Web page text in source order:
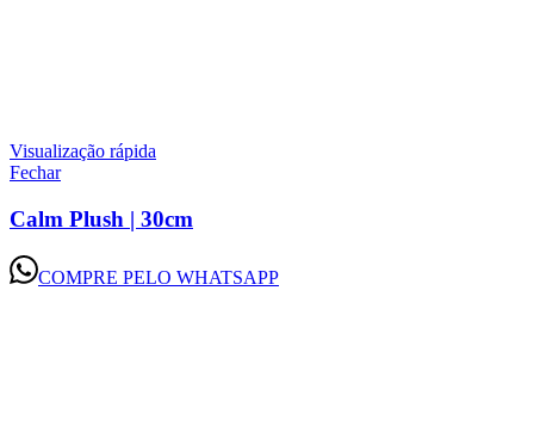
Visualização rápida
Fechar
Calm Plush | 30cm
COMPRE PELO WHATSAPP